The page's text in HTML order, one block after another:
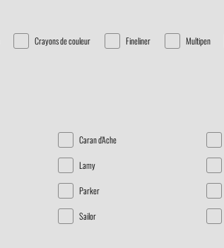
Crayons de couleur Fineliner Multipen
Caran d'Ache
Lamy
Parker
Sailor